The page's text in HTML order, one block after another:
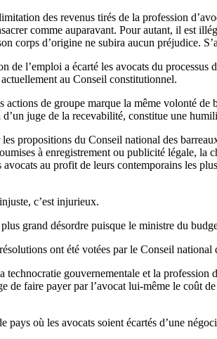
des revenus tirés de la profession
comme auparavant. Pour autant, il est
corps d’origine ne subira aucun préjudice.
de l’emploi a écarté les avocats du
au Conseil constitutionnel.
actions de groupe marque la même volonté de
juge de la recevabilité, constitue une
propositions du Conseil national des
à enregistrement ou publicité légale, la
avocats au profit de leurs contemporains les
c’est injurieux.
grand désordre puisque le ministre du
ont été votées par le Conseil
technocratie gouvernementale et la
de faire payer par l’avocat lui-même le coût
pays où les avocats soient écartés d’une